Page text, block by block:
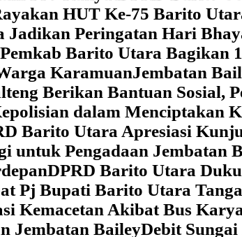
HUT Ke-75 Barito
Jadikan Peringatan Hari
Barito Utara Bagikan
KaramuanJembatan
Berikan Bantuan Sosial,
dalam Menciptakan
Barito Utara Apresiasi
untuk Pengadaan Jembatan
DPRD Barito Utara
Pj Bupati Barito Utara
Kemacetan Akibat Bus
Jembatan BaileyDebit